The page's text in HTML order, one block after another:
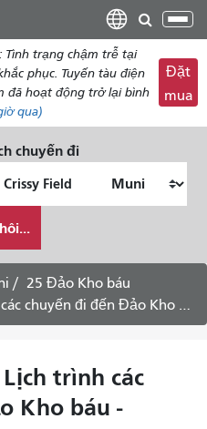
dung
Tình trạng chậm trễ tại
phục. Tuyến tàu điện
đã hoạt động trở lại bình
qua)
Đặt
mua
chuyến đi
muốn
đi
du
lịch
như
nào
25 Đảo Kho báu
chuyến đi đến Đảo Kho báu -
trình các
Kho báu -